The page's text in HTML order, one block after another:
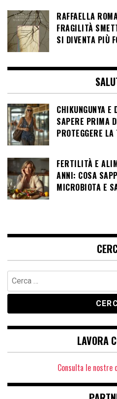
RAFFAELLA
FRAGILITÀ
SI DIVENTA PIÙ
CHIKUNGUNYA E
SAPERE PRIMA
PROTEGGERE
FERTILITÀ E
ANNI: COSA
MICROBIOTA E
Ricerca
per:
LAVORA
Consulta le nostre